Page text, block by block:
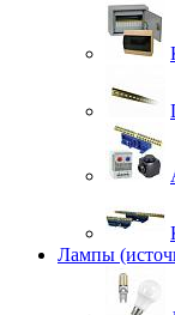
Лампы